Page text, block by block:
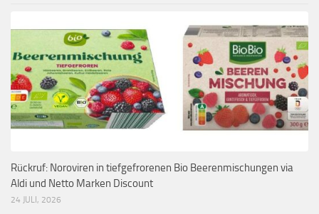
Rückruf: Noroviren in tiefgefrorenen Bio Beerenmischungen via
Aldi und Netto Marken Discount
24 JULI, 2026